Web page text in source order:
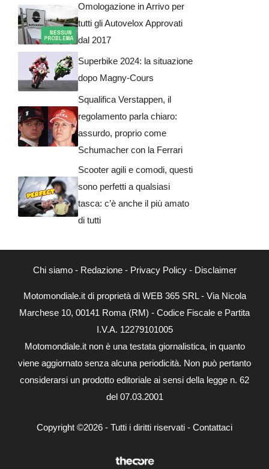
Omologazione in Arrivo per
tutti gli Autovelox Approvati
dal 2017
Superbike 2024: la situazione
dopo Magny-Cours
Squalifica Verstappen, il
regolamento parla chiaro:
assurdo, proprio come
Schumacher con la Ferrari
Scooter agili e comodi, questi
sono perfetti a qualsiasi
tasca: c’è anche il più amato
di tutti
Chi siamo- Redazione- Privacy Policy- Disclaimer
Motomondiale.it di proprietà di WEB 365 SRL - Via Nicola
Marchese 10, 00141 Roma (RM) - Codice Fiscale e Partita
I.V.A. 12279101005
Motomondiale.it non è una testata giornalistica, in quanto
viene aggiornato senza alcuna periodicità. Non può pertanto
considerarsi un prodotto editoriale ai sensi della legge n. 62
del 07.03.2001
Copyright ©2026 - Tutti i diritti riservati - Contattaci